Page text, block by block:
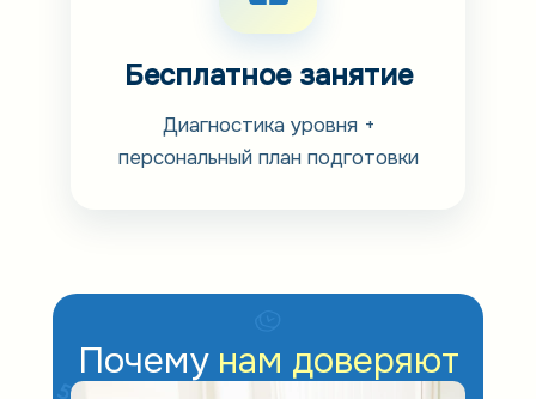
Бесплатное занятие
Диагностика уровня +
персональный план подготовки
Почему нам доверяют